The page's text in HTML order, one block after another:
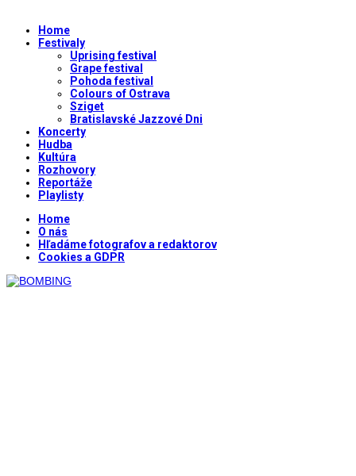
Home
Festivaly
Uprising festival
Grape festival
Pohoda festival
Colours of Ostrava
Sziget
Bratislavské Jazzové Dni
Koncerty
Hudba
Kultúra
Rozhovory
Reportáže
Playlisty
Home
O nás
Hľadáme fotografov a redaktorov
Cookies a GDPR